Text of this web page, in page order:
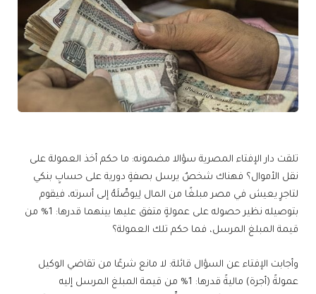
تلقت دار الإفتاء المصرية سؤالا مضمونه: ما حكم أخذ العمولة على
نقل الأموال؟ فهناك شخصٌ يرسل بصفةٍ دورية على حسابٍ بنكي
لتاجرٍ يعيش في مصر مبلغًا من المال لِيوصِّلَهُ إلى أسرته، فيقوم
بتوصيله نظير حصوله على عمولةٍ متفق عليها بينهما قدرها: 1% من
قيمة المبلغ المرسل، فما حكم تلك العمولة؟
وأجابت الإفتاء عن السؤال قائلة: لا مانع شرعًا من تقاضي الوكيل
عمولةً (أجرة) ماليةً قدرها: 1% من قيمة المبلغ المرسل إليه